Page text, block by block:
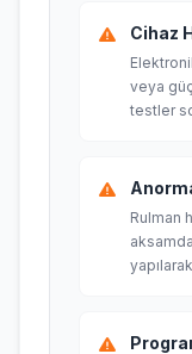
Cihaz
veya
testler
Rulman